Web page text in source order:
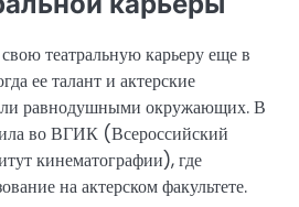
театральную карьеру еще в
ее талант и актерские
равнодушными окружающих. В
во ВГИК (Всероссийский
кинематографии), где
на актерском факультете.